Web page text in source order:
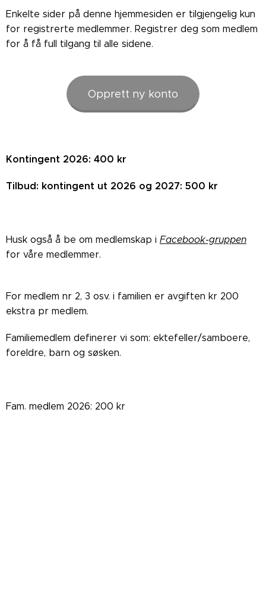
Enkelte sider på denne hjemmesiden er tilgjengelig kun
for registrerte medlemmer. Registrer deg som medlem
for å få full tilgang til alle sidene.
Opprett ny konto
Kontingent 2026: 400 kr
Tilbud: kontingent ut 2026 og 2027: 500 kr
Husk også å be om medlemskap i Facebook-gruppen
for våre medlemmer.
For medlem nr 2, 3 osv. i familien er avgiften kr 200
ekstra pr medlem.
Familiemedlem definerer vi som: ektefeller/samboere,
foreldre, barn og søsken.
Fam. medlem 2026: 200 kr